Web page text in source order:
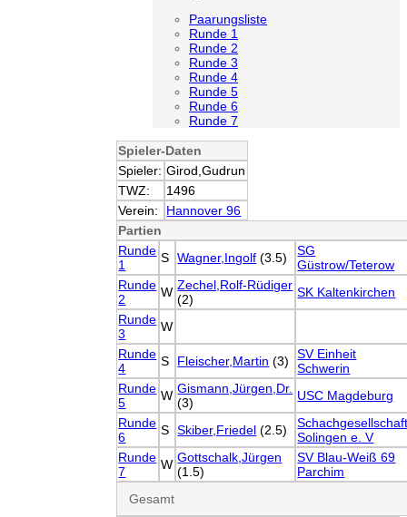
Paarungsliste
Runde 1
Runde 2
Runde 3
Runde 4
Runde 5
Runde 6
Runde 7
Spieler-Daten
Spieler: Girod,Gudrun
TWZ:
1496
Verein:
Hannover 96
Partien
Runde
1
S Wagner,Ingolf (3.5)
SG
Güstrow/Teterow
Runde
2
W Zechel,Rolf-Rüdiger
(2)
SK Kaltenkirchen
Runde
3
W
Runde
4
S Fleischer,Martin (3)
SV Einheit
Schwerin
Runde
5
W Gismann,Jürgen,Dr.
(3)
USC Magdeburg
Runde
6
S Skiber,Friedel (2.5)
Solingen e. V
Runde
7
W Gottschalk,Jürgen
(1.5)
SV Blau-Weiß 69
Parchim
Gesamt